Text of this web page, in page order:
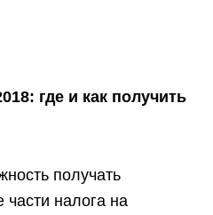
где и как получить
получать
налога на